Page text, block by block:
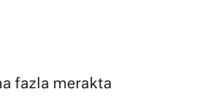
fazla merakta